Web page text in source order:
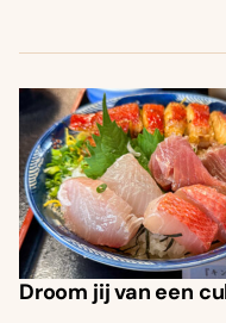
Droom jij van een